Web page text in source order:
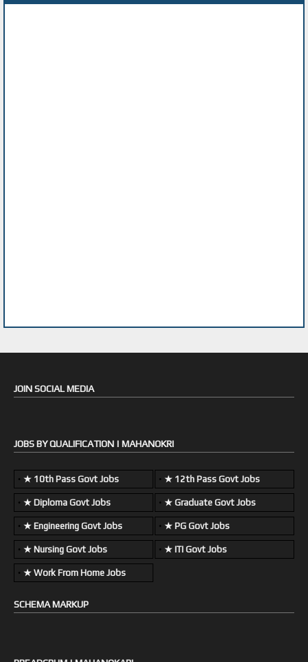
JOIN SOCIAL MEDIA
JOBS BY QUALIFICATION | MAHANOKRI
★ 10th Pass Govt Jobs ★ 12th Pass Govt Jobs
★ Diploma Govt Jobs ★ Graduate Govt Jobs
★ Engineering Govt Jobs ★ PG Govt Jobs
★ Nursing Govt Jobs ★ ITI Govt Jobs
★ Work From Home Jobs
SCHEMA MARKUP